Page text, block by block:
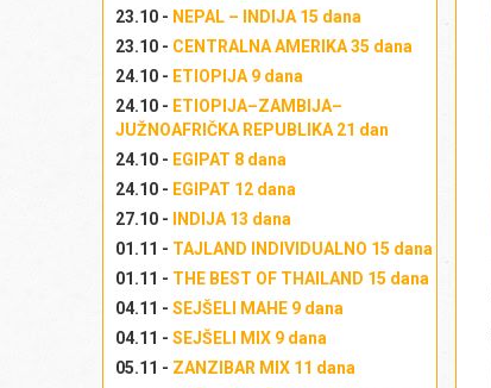
23.10 - NEPAL – INDIJA 15 dana
23.10 - CENTRALNA AMERIKA 35 dana
24.10 - ETIOPIJA 9 dana
24.10 - ETIOPIJA–ZAMBIJA–
JUŽNOAFRIČKA REPUBLIKA 21 dan
24.10 - EGIPAT 8 dana
24.10 - EGIPAT 12 dana
27.10 -
INDIJA 13 dana
01.11 - TAJLAND INDIVIDUALNO 15 dana
01.11 - THE BEST OF THAILAND 15 dana
04.11 - SEJŠELI MAHE 9 dana
04.11 - SEJŠELI MIX 9 dana
05.11 - ZANZIBAR MIX 11 dana